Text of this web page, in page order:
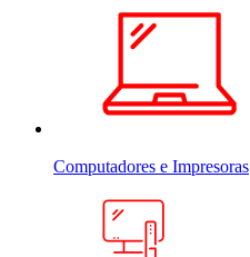
Computadores e Impresoras